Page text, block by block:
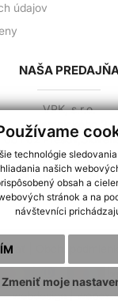
technológie
našich
obsah a
stránok a na
návštevníci
Zmeniť moje
údajov
NAŠA
VPK, s.r.o.
Jilemnického 3
081 02
+421 944 258 730
info@cerpacia-
Obch.
webdesign |